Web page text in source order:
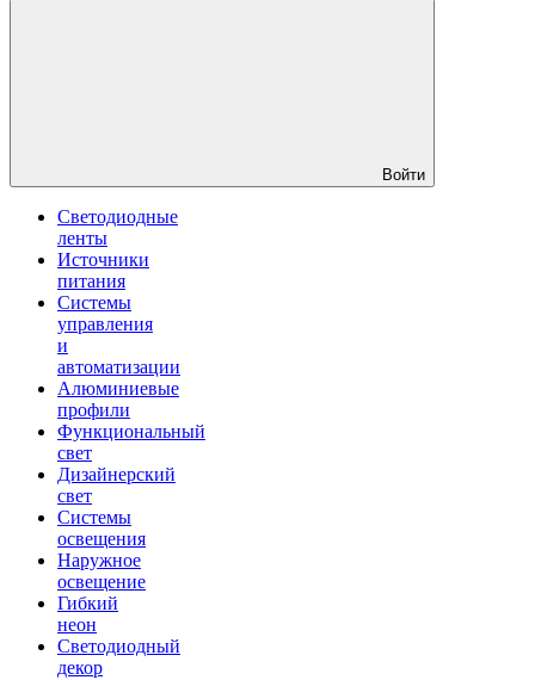
Войти
Светодиодные
ленты
Источники
питания
Системы
управления
и
автоматизации
Алюминиевые
профили
Функциональный
свет
Дизайнерский
свет
Системы
освещения
Наружное
освещение
Гибкий
неон
Светодиодный
декор